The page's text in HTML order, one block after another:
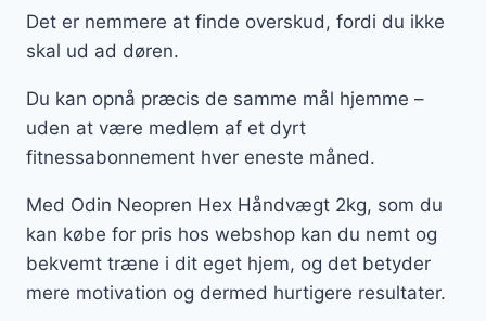
Det er nemmere at finde overskud, fordi du ikke
skal ud ad døren.
Du kan opnå præcis de samme mål hjemme –
uden at være medlem af et dyrt
fitnessabonnement hver eneste måned.
Med Odin Neopren Hex Håndvægt 2kg, som du
kan købe for pris hos webshop kan du nemt og
bekvemt træne i dit eget hjem, og det betyder
mere motivation og dermed hurtigere resultater.